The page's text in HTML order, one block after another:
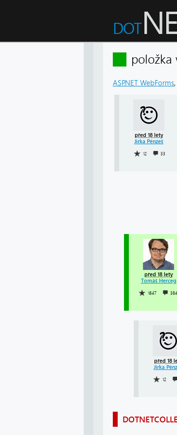
ASP.NET WebForms,
před 18 lety
Jirka Pénzeš
12 33
před 18 lety
Tomáš Herceg
1847
před 18
Jirka
12